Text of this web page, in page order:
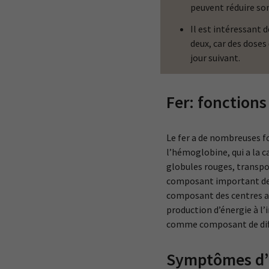
peuvent réduire
Il est intéressant
deux, car des
jour suivant.
Fer:
Le fer a de nombreuses
l’hémoglobine, qui a la
globules rouges,
composant important de
composant des centres
production d’énergie à
comme composant de
Symptômes